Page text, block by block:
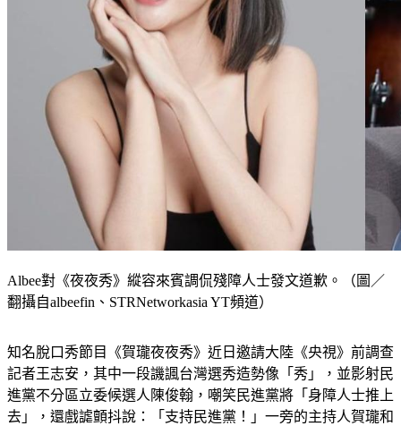
Albee對《夜夜秀》縱容來賓調侃殘障人士發文道歉。（圖／
知名脫口秀節目《賀瓏夜夜秀》近日邀請大陸《央視》前調查
記者王志安，其中一段譏諷台灣選秀造勢像「秀」，並影射民
進黨不分區立委候選人陳俊翰，嘲笑民進黨將「身障人士推上